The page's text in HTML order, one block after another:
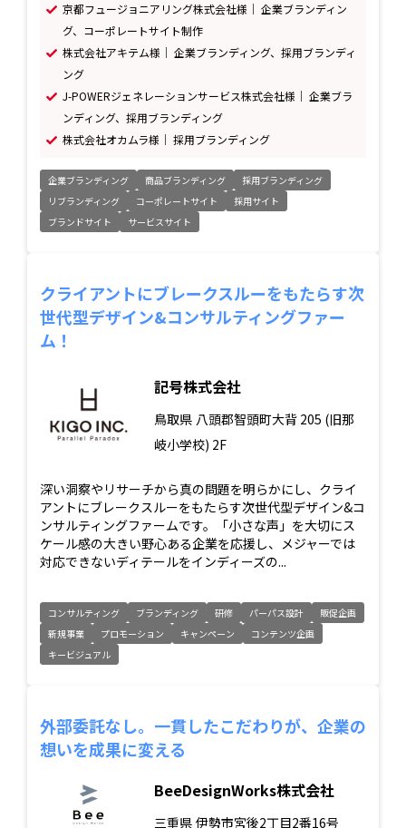
京都フュージョニアリング株式会社様｜ 企業ブランディン
グ、コーポレートサイト制作
株式会社アキテム様｜ 企業ブランディング、採用ブランディ
ング
J-POWERジェネレーションサービス株式会社様｜ 企業ブラ
ンディング、採用ブランディング
株式会社オカムラ様｜ 採用ブランディング
企業ブランディング 商品ブランディング
採用ブランディング
リブランディング
コーポレートサイト
採用サイト
ブランドサイト
サービスサイト
クライアントにブレークスルーをもたらす次
世代型デザイン&コンサルティングファー
ム！
記号株式会社
鳥取県 八頭郡智頭町大背 205 (旧那
岐小学校) 2F
深い洞察やリサーチから真の問題を明らかにし、クライ
アントにブレークスルーをもたらす次世代型デザイン&コ
ンサルティングファームです。「小さな声」を大切にス
ケール感の大きい野心ある企業を応援し、メジャーでは
対応できないディテールをインディーズの...
コンサルティング ブランディング 研修 パーパス設計
販促企画
新規事業
プロモーション キャンペーン
コンテンツ企画
キービジュアル
外部委託なし。一貫したこだわりが、企業の
想いを成果に変える
BeeDesignWorks株式会社
三重県 伊勢市宮後2丁目2番16号